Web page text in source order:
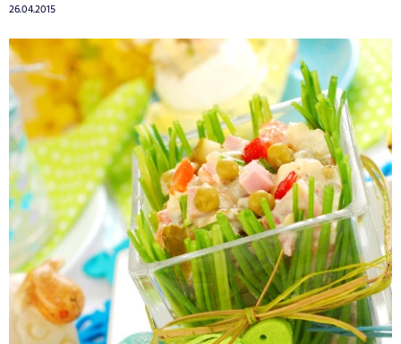
26.04.2015